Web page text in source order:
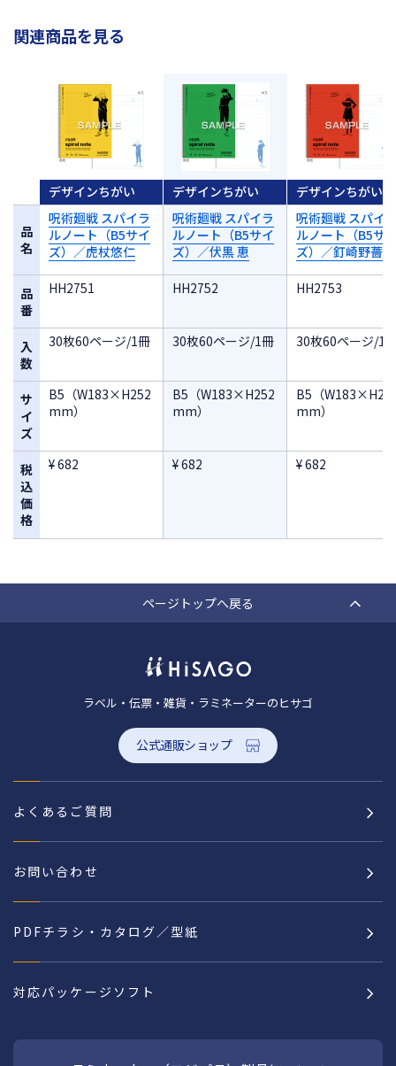
関連商品を見る
品
名
品
番
入
数
サ
イ
ズ
税
込
価
格
デザインちがい
呪術廻戦 スパイラ
ルノート（B5サイ
ズ）／虎杖悠仁
HH2751
30枚60ページ/1冊
B5（W183×H252
mm）
¥ 682
デザインちがい
呪術廻戦 スパイラ
ルノート（B5サイ
ズ）／伏黒 恵
HH2752
30枚60ページ/1冊
B5（W183×H252
mm）
¥ 682
デザインちがい
呪術廻戦 スパイ
ルノート（B5サ
ズ）／釘崎野薔薇
HH2753
30枚60ページ/1
B5（
mm）
¥ 682
ページトップへ戻る
ラベル・伝票・雑貨・ラミネーターのヒサゴ
公式通販ショップ
よくあるご質問
お問い合わせ
PDFチラシ・カタログ／型紙
対応パッケージソフト